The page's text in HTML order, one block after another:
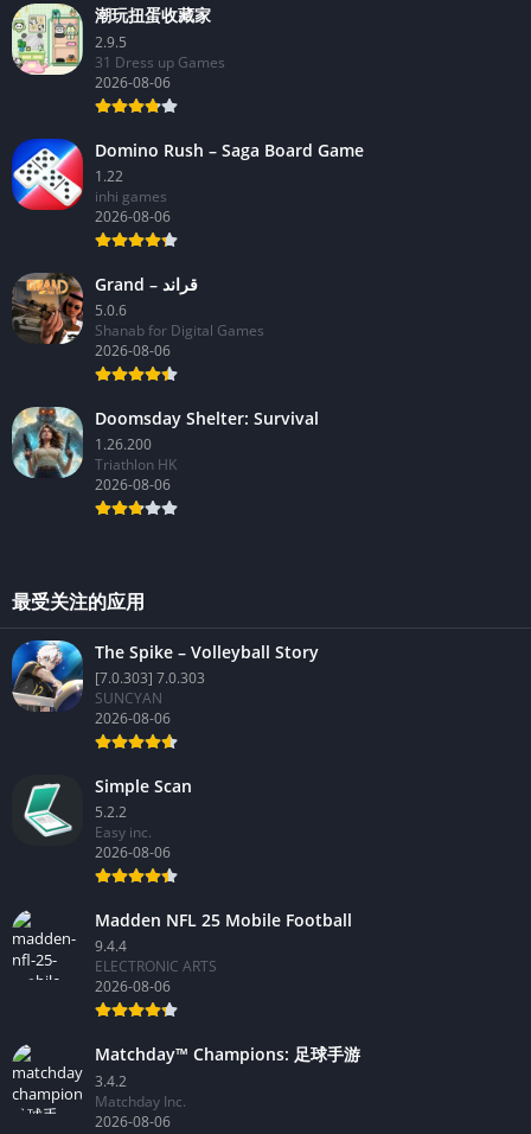
潮玩扭蛋收藏家
2.9.5
31 Dress up Games
2026-08-06
Domino Rush – Saga Board Game
1.22
inhi games
2026-08-06
Grand – قراند
5.0.6
Shanab for Digital Games
2026-08-06
Doomsday Shelter: Survival
1.26.200
Triathlon HK
2026-08-06
最受关注的应用
The Spike – Volleyball Story
[7.0.303] 7.0.303
SUNCYAN
2026-08-06
Simple Scan
5.2.2
Easy inc.
2026-08-06
Madden NFL 25 Mobile Football
9.4.4
ELECTRONIC ARTS
2026-08-06
Matchday™ Champions: 足球手游
3.4.2
Matchday Inc.
2026-08-06